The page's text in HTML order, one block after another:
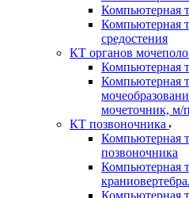
Компьютерная
Компьютерная
средостения
КТ органов
Компьютерная
Компьютерная
мочеточник, м/
КТ позвоночника
Компьютерная
позвоночника
Компьютерная
Компьютерная